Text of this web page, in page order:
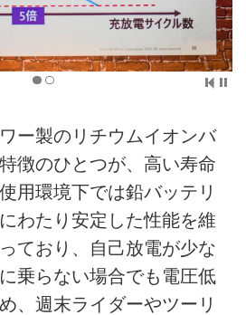
ー製のリチウムイオンバ
徴のひとつが、高い寿命
用環境下では鉛バッテリ
わたり安定した性能を維
ており、自己放電が少な
乗らない場合でも電圧低
、週末ライダーやツーリ